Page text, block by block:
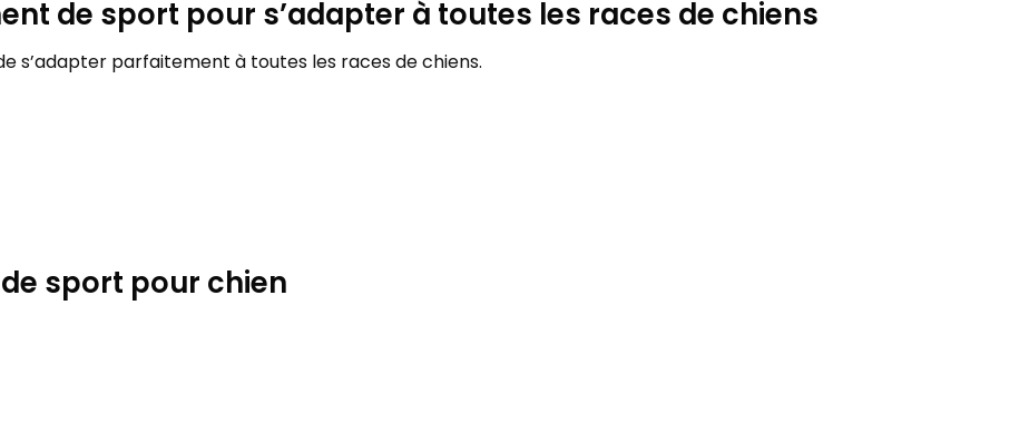
de sport pour s’adapter à toutes les races de chiens
s’adapter parfaitement à toutes les races de chiens.
sport pour chien